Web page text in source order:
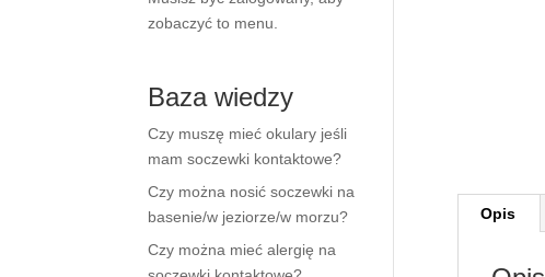
Opis
zobaczyć to menu.
Baza wiedzy
Czy muszę mieć okulary jeśli
mam soczewki kontaktowe?
Czy można nosić soczewki na
basenie/w jeziorze/w morzu?
Czy można mieć alergię na